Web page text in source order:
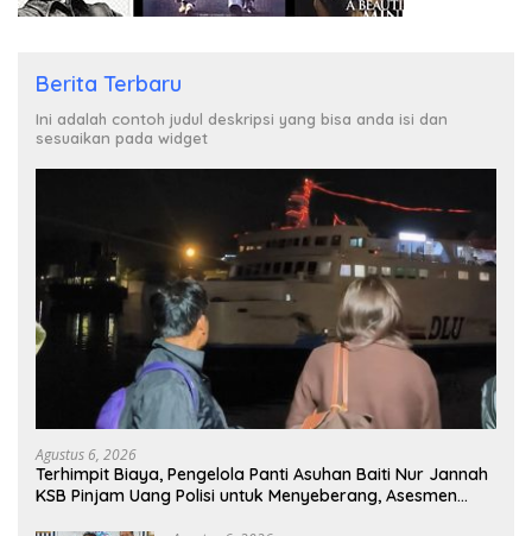
Berita Terbaru
Ini adalah contoh judul deskripsi yang bisa anda isi dan
sesuaikan pada widget
Agustus 6, 2026
Terhimpit Biaya, Pengelola Panti Asuhan Baiti Nur Jannah
KSB Pinjam Uang Polisi untuk Menyeberang, Asesmen